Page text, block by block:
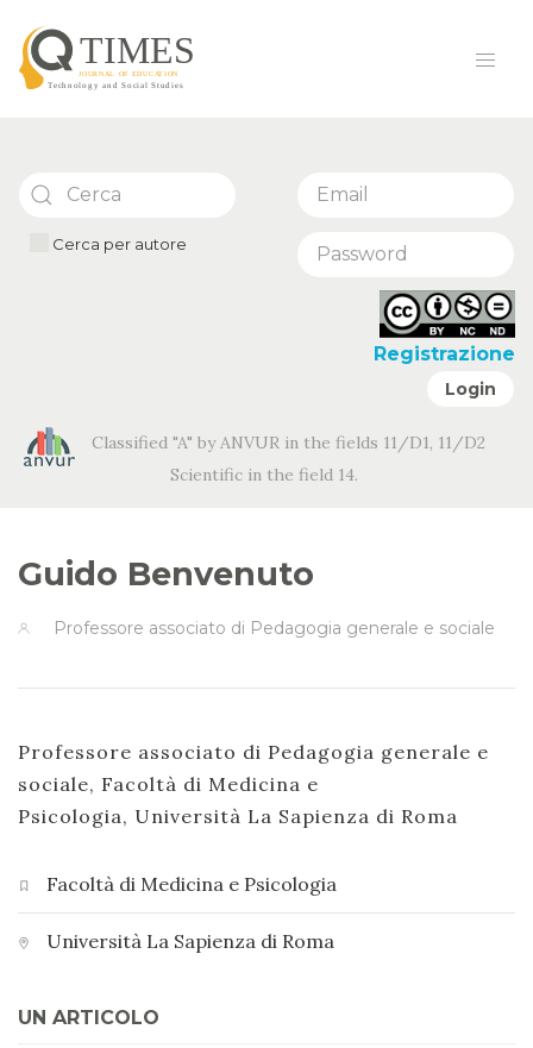
Cerca per autore
Registrazione
Login
Classified "A" by ANVUR in the fields 11/D1, 11/D2
Scientific in the field 14.
Guido Benvenuto
Professore associato di Pedagogia generale e sociale
Professore associato di Pedagogia generale e
sociale, Facoltà di Medicina e
Psicologia, Università La Sapienza di Roma
Facoltà di Medicina e Psicologia
Università La Sapienza di Roma
UN ARTICOLO